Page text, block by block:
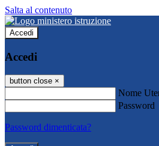
Salta al contenuto
Accedi
Accedi
button close ×
Nome
Password
Password dimenticata?